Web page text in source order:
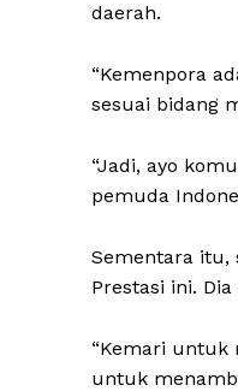
daerah.
“Kemenpora
sesuai bidang
“Jadi, ayo
pemuda
Sementara itu,
Prestasi ini.
“Kemari untuk
untuk